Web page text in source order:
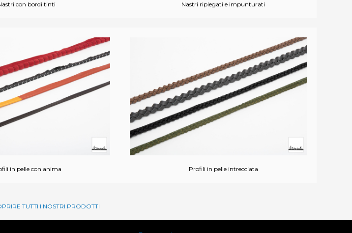
con bordi tinti Nastri ripiegati e impunturati
in pelle con anima Profili in pelle intrecciata
TUTTI I NOSTRI PRODOTTI